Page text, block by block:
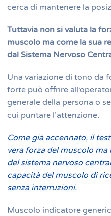
cerca di mantenere la
Tuttavia non si valuta la
muscolo ma come la sua
dal Sistema Nervoso
Una variazione di tono da
forte può offrire
generale della persona o
cui puntare l’attenzione.
Come già accennato, il
vera forza del muscolo
del sistema nervoso
capacità del muscolo di
senza interruzioni.
Muscolo indicatore